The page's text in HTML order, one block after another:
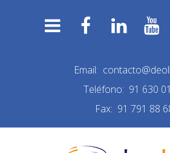
Email:
Teléfono: 91 630
Fax: 91 791 88